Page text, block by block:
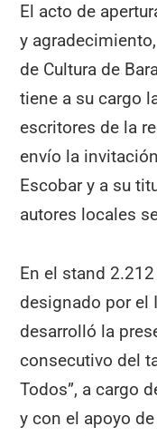
El acto de
y
de Cultura de
tiene a su cargo
escritores de la
envío la
Escobar y a su
autores locales
En el stand
designado por el
desarrolló la
consecutivo del
Todos”, a cargo
y con el apoyo